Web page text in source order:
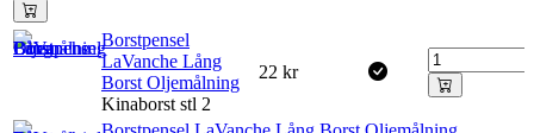
Borstpensel
LaVanche Lång
Borst Oljemålning
Kinaborst stl 2
22 kr